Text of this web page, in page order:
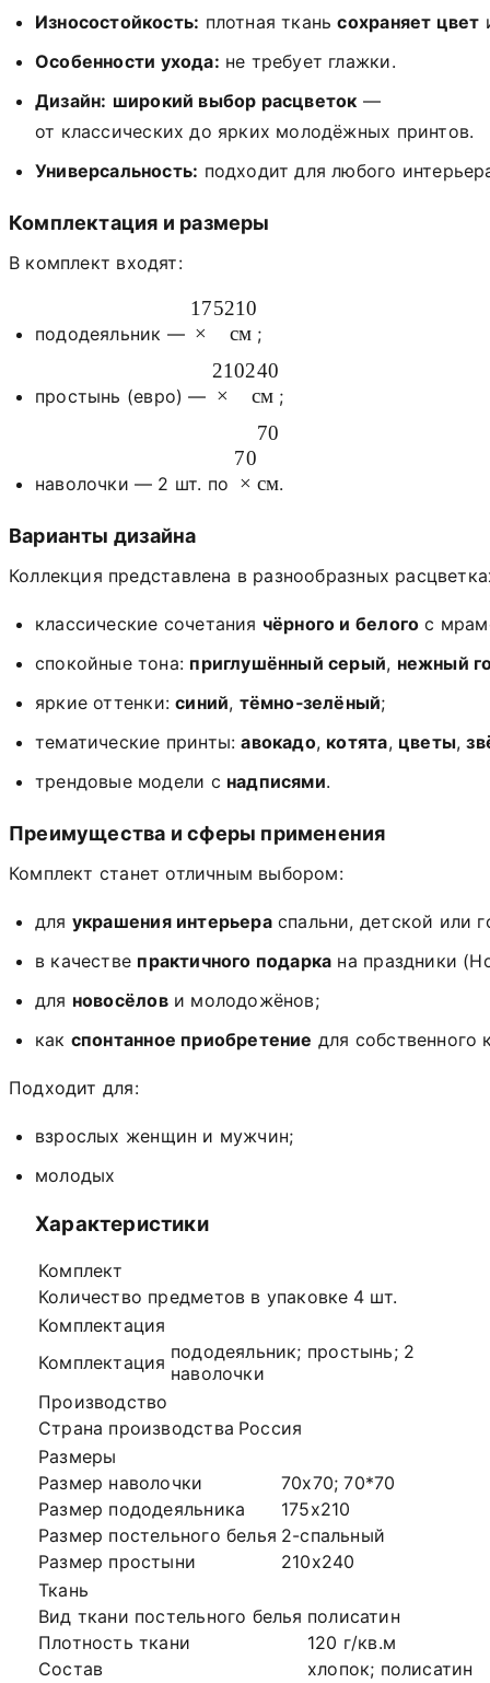
Износостойкость: плотная тканьсохраняет цвет
Особенности ухода: не требует глажки.
Дизайн: широкий выбор расцветок —
от классических до ярких молодёжных принтов.
Универсальность: подходит для любого
Комплектация и размеры
В комплект входят:
пододеяльник —
175
×
210
см ;
простынь (евро) —
210
×
240
см ;
наволочки — 2 шт. по
70
×
70
см.
Варианты дизайна
Коллекция представлена в разнообразных
классические сочетания чёрного и белого с
спокойныетона: приглушённый серый, нежный
яркие оттенки:синий, тёмно‑зелёный;
тематические принты:авокадо, котята, цветы,
трендовыемодели с надписями.
Преимущества и сферы применения
Комплект станет отличным выбором:
для украшенияинтерьераспальни, детской или
в качестве практичного подарка на праздники
для новосёлови молодожёнов;
как спонтанное приобретение для собственного
Подходит для:
взрослых женщин и мужчин;
молодых
Характеристики
Комплект
Количество предметов в упаковке 4 шт.
Комплектация
Комплектация пододеяльник; простынь; 2
наволочки
Производство
Страна производства Россия
Размеры
Размер наволочки
70х70; 70*70
Размер пододеяльника
175х210
Размер постельного белья 2-спальный
Размер простыни
210х240
Ткань
Вид ткани постельного белья полисатин
Плотность ткани
120 г/кв.м
Состав
хлопок; полисатин